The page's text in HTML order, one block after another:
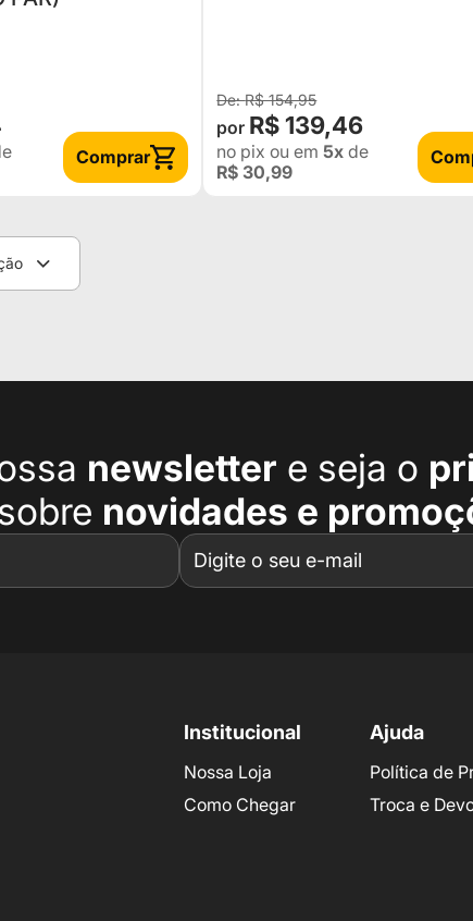
Comprar
R$ 154,95
R$ 139,46
no pix ou em5x de
R$ 30,99
newsletter e seja o
novidades e
Institucional
Nossa Loja
Como Chegar
Ajuda
Política de
Troca e